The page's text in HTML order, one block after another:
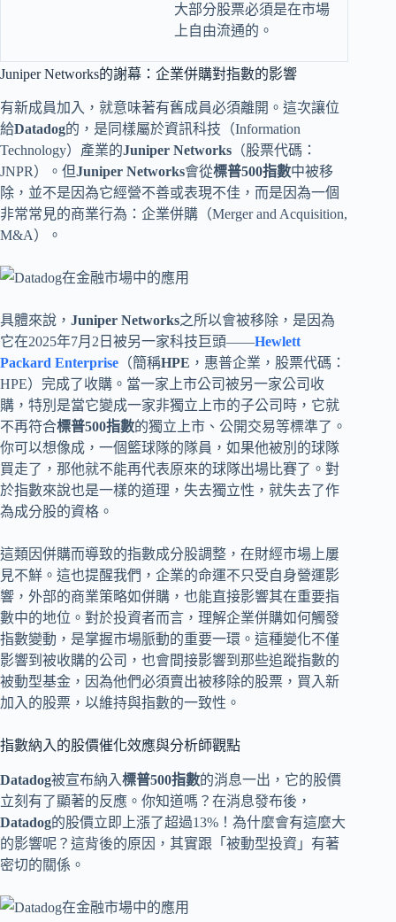
大部分股票必須是在市場
上自由流通的。
Juniper Networks的謝幕：企業併購對指數的影響
有新成員加入，就意味著有舊成員必須離開。這次讓位
給Datadog的，是同樣屬於資訊科技（Information
Technology）產業的Juniper Networks （股票代碼：
JNPR）。但Juniper Networks會從標普500指數中被移
除，並不是因為它經營不善或表現不佳，而是因為一個
非常常見的商業行為：企業併購（Merger and Acquisition,
M&A）。
具體來說， Juniper Networks之所以會被移除，是因為
它在2025年7月2日被另一家科技巨頭——Hewlett
Packard Enterprise （簡稱HPE ，惠普企業，股票代碼：
HPE）完成了收購。當一家上市公司被另一家公司收
購，特別是當它變成一家非獨立上市的子公司時，它就
不再符合標普500指數的獨立上市、公開交易等標準了。
你可以想像成，一個籃球隊的隊員，如果他被別的球隊
買走了，那他就不能再代表原來的球隊出場比賽了。對
於指數來說也是一樣的道理，失去獨立性，就失去了作
為成分股的資格。
這類因併購而導致的指數成分股調整，在財經市場上屢
見不鮮。這也提醒我們，企業的命運不只受自身營運影
響，外部的商業策略如併購，也能直接影響其在重要指
數中的地位。對於投資者而言，理解企業併購如何觸發
指數變動，是掌握市場脈動的重要一環。這種變化不僅
影響到被收購的公司，也會間接影響到那些追蹤指數的
被動型基金，因為他們必須賣出被移除的股票，買入新
加入的股票，以維持與指數的一致性。
指數納入的股價催化效應與分析師觀點
Datadog被宣布納入標普500指數的消息一出，它的股價
立刻有了顯著的反應。你知道嗎？在消息發布後，
Datadog的股價立即上漲了超過13%！為什麼會有這麼大
的影響呢？這背後的原因，其實跟「被動型投資」有著
密切的關係。